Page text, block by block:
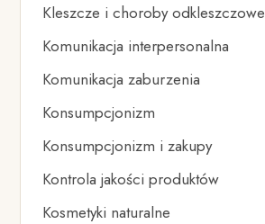
Kleszcze i choroby odkleszczowe
Komunikacja interpersonalna
Komunikacja zaburzenia
Konsumpcjonizm
Konsumpcjonizm i zakupy
Kontrola jakości produktów
Kosmetyki naturalne